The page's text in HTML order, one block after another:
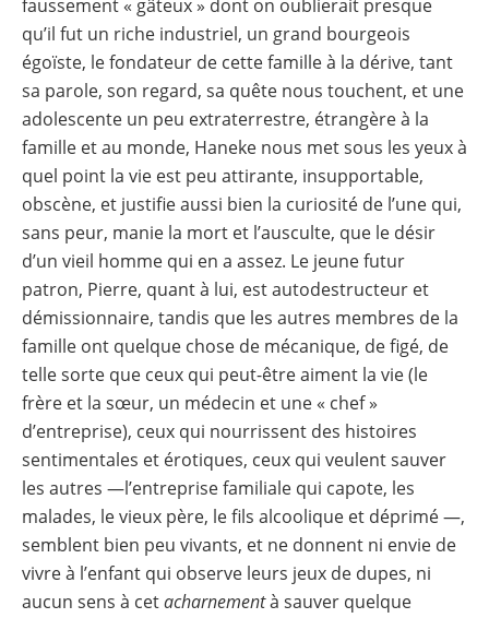
faussement « gâteux » dont on oublierait presque
qu’il fut un riche industriel, un grand bourgeois
égoïste, le fondateur de cette famille à la dérive, tant
sa parole, son regard, sa quête nous touchent, et une
adolescente un peu extraterrestre, étrangère à la
famille et au monde, Haneke nous met sous les yeux à
quel point la vie est peu attirante, insupportable,
obscène, et justifie aussi bien la curiosité de l’une qui,
sans peur, manie la mort et l’ausculte, que le désir
d’un vieil homme qui en a assez. Le jeune futur
patron, Pierre, quant à lui, est autodestructeur et
démissionnaire, tandis que les autres membres de la
famille ont quelque chose de mécanique, de figé, de
telle sorte que ceux qui peut-être aiment la vie (le
frère et la sœur, un médecin et une « chef »
d’entreprise), ceux qui nourrissent des histoires
sentimentales et érotiques, ceux qui veulent sauver
les autres —l’entreprise familiale qui capote, les
malades, le vieux père, le fils alcoolique et déprimé —,
semblent bien peu vivants, et ne donnent ni envie de
vivre à l’enfant qui observe leurs jeux de dupes, ni
aucun sens à cetacharnementà sauver quelque